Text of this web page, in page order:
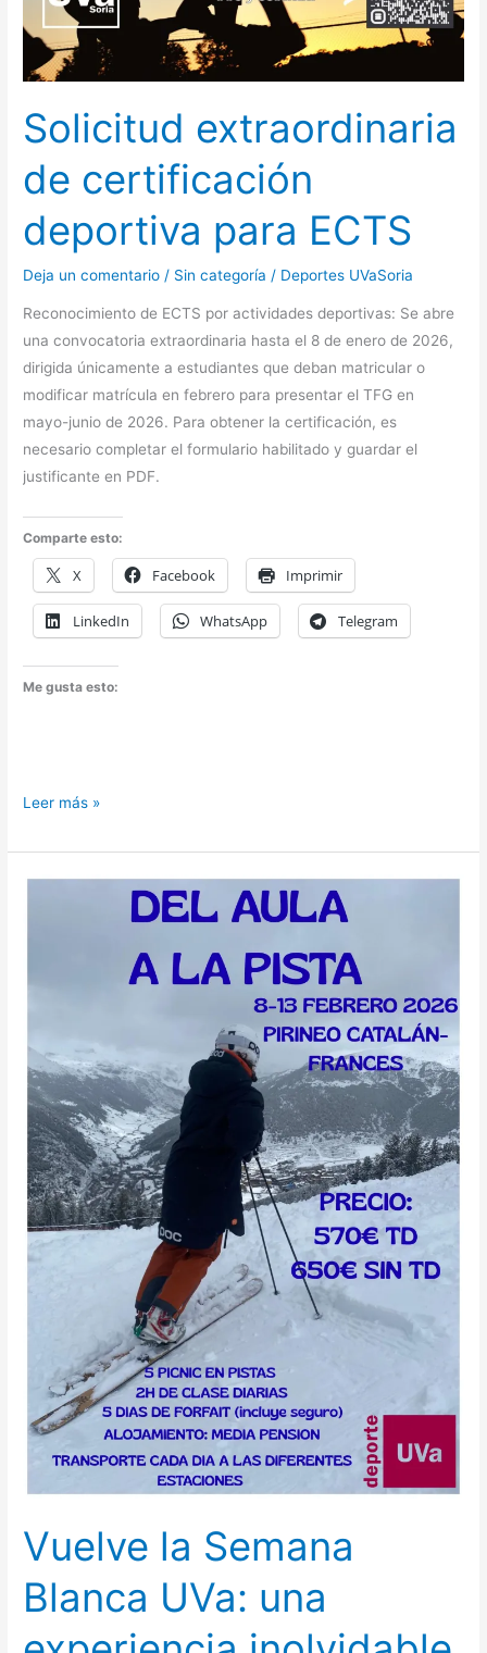
Solicitud extraordinaria
de certificación
deportiva para ECTS
Deja un comentario / Sin categoría / Deportes UVaSoria
Reconocimiento de ECTS por actividades deportivas: Se abre
una convocatoria extraordinaria hasta el 8 de enero de 2026,
dirigida únicamente a estudiantes que deban matricular o
modificar matrícula en febrero para presentar el TFG en
mayo-junio de 2026. Para obtener la certificación, es
necesario completar el formulario habilitado y guardar el
justificante en PDF.
Comparte esto:
X Facebook Imprimir
LinkedIn WhatsApp Telegram
Me gusta esto:
Solicitud
de
certificación
Leer más »
Vuelve la Semana
Blanca UVa: una